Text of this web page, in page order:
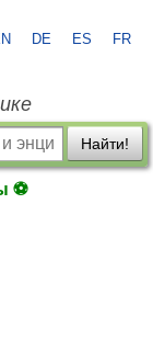
DE ES FR
Найти!
⚽